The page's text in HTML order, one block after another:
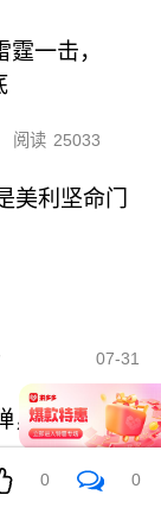
一击，
阅读 25033
利坚命门
07-31
，把东瀛军国
0 0